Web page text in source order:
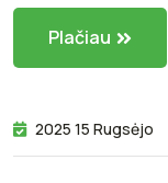
Plačiau
2025 15 Rugsėjo